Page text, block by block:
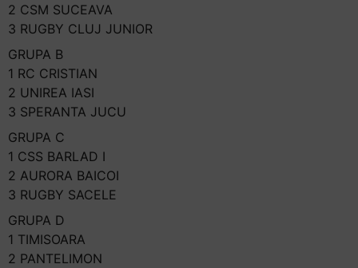
2 CSM SUCEAVA
3 RUGBY CLUJ JUNIOR
GRUPA B
1 RC CRISTIAN
2 UNIREA IASI
3 SPERANTA JUCU
GRUPA C
1 CSS BARLAD I
2 AURORA BAICOI
3 RUGBY SACELE
GRUPA D
1 TIMISOARA
2 PANTELIMON